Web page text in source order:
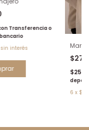
Transferencia o
sin interés
6 x